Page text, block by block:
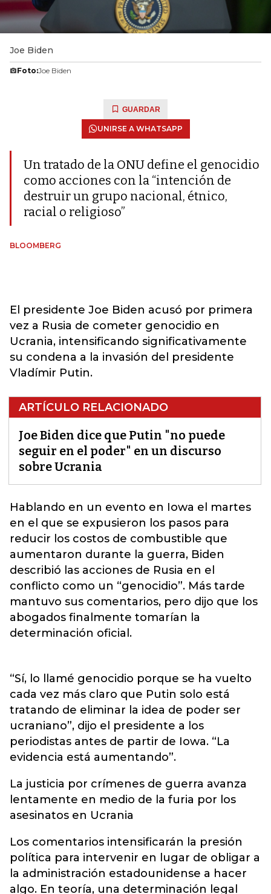
Joe Biden
Foto:Joe Biden
GUARDAR
UNIRSE A WHATSAPP
Un tratado de la ONU define el genocidio
como acciones con la “intención de
destruir un grupo nacional, étnico,
racial o religioso”
BLOOMBERG
El presidente Joe Biden acusó por primera
vez a Rusia de cometer genocidio en
Ucrania, intensificando significativamente
su condena a la invasión del presidente
Vladímir Putin.
ARTÍCULO RELACIONADO
Joe Biden dice que Putin "no puede
seguir en el poder" en un discurso
sobre Ucrania
Hablando en un evento en Iowa el martes
en el que se expusieron los pasos para
reducir los costos de combustible que
aumentaron durante la guerra, Biden
describió las acciones de Rusia en el
conflicto como un “genocidio”. Más tarde
mantuvo sus comentarios, pero dijo que los
abogados finalmente tomarían la
determinación oficial.
“Sí, lo llamé genocidio porque se ha vuelto
cada vez más claro que Putin solo está
tratando de eliminar la idea de poder ser
ucraniano”, dijo el presidente a los
periodistas antes de partir de Iowa. “La
evidencia está aumentando”.
La justicia por crímenes de guerra avanza
lentamente en medio de la furia por los
asesinatos en Ucrania
Los comentarios intensificarán la presión
política para intervenir en lugar de obligar a
la administración estadounidense a hacer
algo. En teoría, una determinación legal